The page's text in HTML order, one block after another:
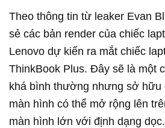
Theo thông tin từ leaker Evan
sẻ các bản render của chiếc
Lenovo dự kiến ra mắt chiếc
ThinkBook Plus. Đây sẽ là một
khá bình thường nhưng sở hữu
màn hình có thể mở rộng lên
màn hình lớn với định dạng dọc.